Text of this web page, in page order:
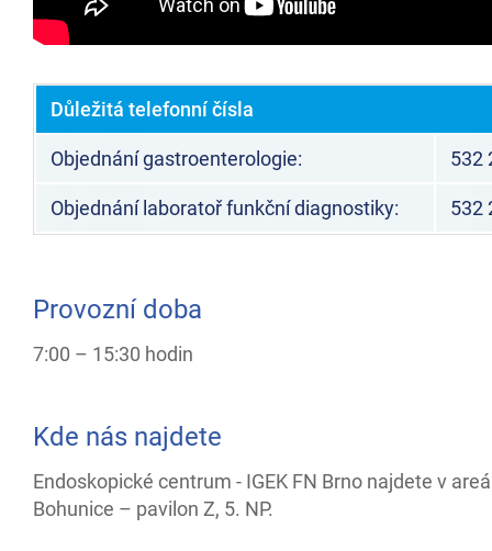
Důležitá telefonní čísla
Objednání gastroenterologie: 532
Objednání laboratoř funkční diagnostiky: 532
Provozní doba
7:00 – 15:30 hodin
Kde nás najdete
Endoskopické centrum - IGEK FN Brno najdete v
Bohunice – pavilon Z, 5. NP.